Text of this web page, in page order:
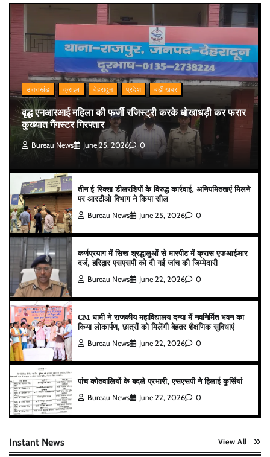
उत्तराखंड क्राइम देहरादून प्रदेश बड़ी खबर
वृद्ध एनआरआई महिला की फर्जी रजिस्ट्री करके धोखाधड़ी कर फरार
कुख्यात गैंगस्टर गिरफ्तार
Bureau News June 25, 2026 0
तीन ई-रिक्शा डीलरशिपों के विरुद्ध कार्रवाई, अनियमितताएं मिलने
पर आरटीओ विभाग ने किया सील
Bureau News June 25, 2026 0
कर्णप्रयाग में सिख श्रद्धालुओं से मारपीट में क्रास एफआईआर
दर्ज, हरिद्वार एसएसपी को दी गई जांच की जिम्मेदारी
Bureau News June 22, 2026 0
CM धामी ने राजकीय महाविद्यालय दन्या में नवनिर्मित भवन का
किया लोकार्पण, छात्रों को मिलेंगी बेहतर शैक्षणिक सुविधाएं
Bureau News June 22, 2026 0
पांच कोतवालियों के बदले प्रभारी, एसएसपी ने हिलाई कुर्सियां
Bureau News June 22, 2026 0
Instant News View All